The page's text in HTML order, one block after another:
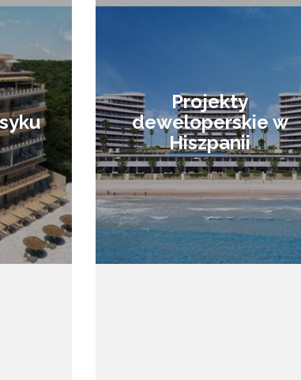
Projekty
deweloperskie w
Hiszpanii